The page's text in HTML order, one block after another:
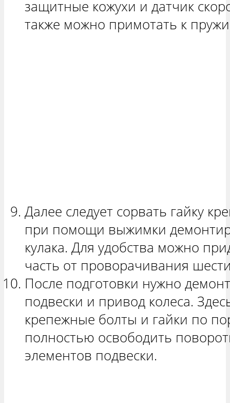
защитные кожухи и датчик
также можно примотать к
Далее следует сорвать гайку
при помощи выжимки
кулака. Для удобства можно
часть от проворачивания
После подготовки нужно
подвески и привод колеса.
крепежные болты и гайки по
полностью освободить
элементов подвески.